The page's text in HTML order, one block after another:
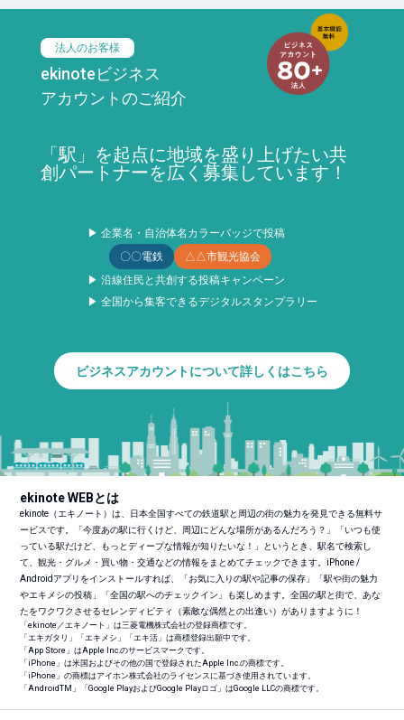
法人のお客様
ekinoteビジネス
アカウントのご紹介
「駅」を起点に地域を盛り上げたい共
創パートナーを広く募集しています！
▶ 企業名・自治体名カラーバッジで投稿
〇〇電鉄
△△市観光協会
▶ 沿線住民と共創する投稿キャンペーン
▶ 全国から集客できるデジタルスタンプラリー
ビジネスアカウントについて詳しくはこちら
ekinote WEBとは
ekinote（エキノート）は、日本全国すべての鉄道駅と周辺の街の魅力を発見できる無料サ
ービスです。「今度あの駅に行くけど、周辺にどんな場所があるんだろう？」「いつも使
っている駅だけど、もっとディープな情報が知りたいな！」というとき、駅名で検索し
て、観光・グルメ・買い物・交通などの情報をまとめてチェックできます。iPhone /
Androidアプリをインストールすれば、「お気に入りの駅や記事の保存」「駅や街の魅力
やエキメシの投稿」「全国の駅へのチェックイン」も楽しめます。全国の駅と街で、あな
たをワクワクさせるセレンディピティ（素敵な偶然との出逢い）がありますように！
「ekinote／エキノート」は三菱電機株式会社の登録商標です。
「エキガタリ」「エキメシ」「エキ活」は商標登録出願中です。
「App Store」はApple Inc.のサービスマークです。
「iPhone」は米国およびその他の国で登録されたApple Inc.の商標です。
「iPhone」の商標はアイホン株式会社のライセンスに基づき使用されています。
「AndroidTM 」「Google PlayおよびGoogle Playロゴ」はGoogle LLCの商標です。